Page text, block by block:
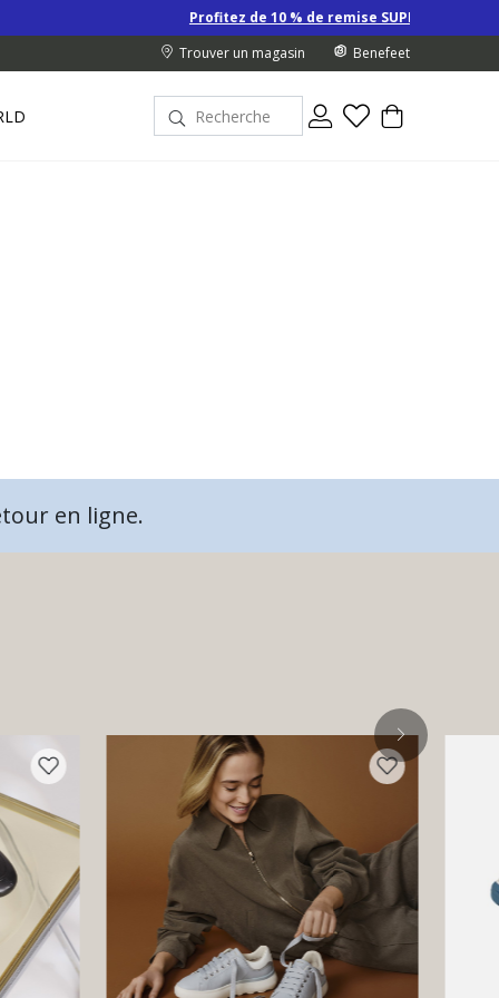
Profitez de 10 % de remise SUPPLÉMENTAIRE sur les
Trouver un magasin Benefeet
en ligne.